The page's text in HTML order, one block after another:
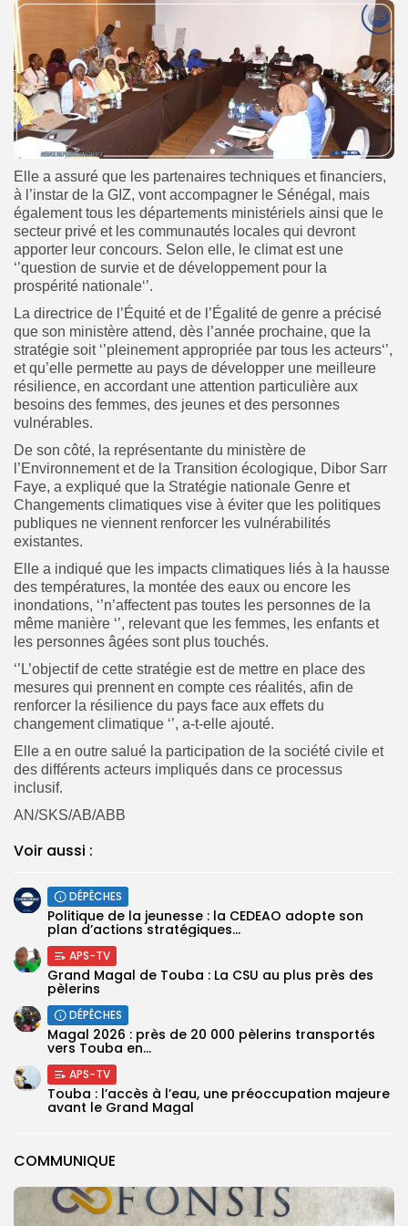
COMMUNIQUE
Elle a assuré que les partenaires techniques et financiers,
à l’instar de la GIZ, vont accompagner le Sénégal, mais
également tous les départements ministériels ainsi que le
secteur privé et les communautés locales qui devront
apporter leur concours. Selon elle, le climat est une
‘’question de survie et de développement pour la
prospérité nationale‘’.
La directrice de l’Équité et de l’Égalité de genre a précisé
que son ministère attend, dès l’année prochaine, que la
stratégie soit ‘’pleinement appropriée par tous les acteurs‘’,
et qu’elle permette au pays de développer une meilleure
résilience, en accordant une attention particulière aux
besoins des femmes, des jeunes et des personnes
vulnérables.
De son côté, la représentante du ministère de
l’Environnement et de la Transition écologique, Dibor Sarr
Faye, a expliqué que la Stratégie nationale Genre et
Changements climatiques vise à éviter que les politiques
publiques ne viennent renforcer les vulnérabilités
existantes.
Elle a indiqué que les impacts climatiques liés à la hausse
des températures, la montée des eaux ou encore les
inondations, ‘’n’affectent pas toutes les personnes de la
même manière ‘’, relevant que les femmes, les enfants et
les personnes âgées sont plus touchés.
‘’L’objectif de cette stratégie est de mettre en place des
mesures qui prennent en compte ces réalités, afin de
renforcer la résilience du pays face aux effets du
changement climatique ‘’, a-t-elle ajouté.
Elle a en outre salué la participation de la société civile et
des différents acteurs impliqués dans ce processus
inclusif.
AN/SKS/AB/ABB
Voir aussi :
DÉPÊCHES
Politique de la jeunesse : la CEDEAO adopte son
plan d’actions stratégiques...
APS-TV
Grand Magal de Touba : La CSU au plus près des
pèlerins
DÉPÊCHES
Magal 2026 : près de 20 000 pèlerins transportés
vers Touba en...
APS-TV
Touba : l’accès à l’eau, une préoccupation majeure
avant le Grand Magal